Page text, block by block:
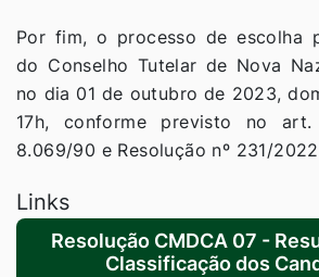
Por fim, o processo de escolha
do Conselho Tutelar de Nova
no dia 01 de outubro de 2023,
17h, conforme previsto no
8.069/90 e Resolução nº 231/
Links
Resolução CMDCA 07 -
Classificação dos